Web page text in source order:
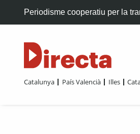
Periodisme cooperatiu per la
Catalunya País Valencià Illes